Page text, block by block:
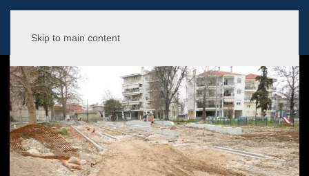
Skip to main content